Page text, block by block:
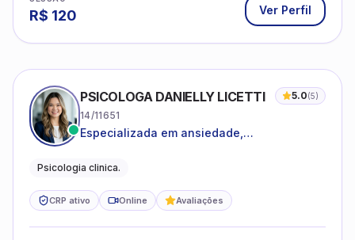
R$ 120 Ver Perfil
PSICOLOGA DANIELLY LICETTI 5.0(5)
14/11651
Especializada em ansiedade,
Psicologia clinica.
CRP ativo Online Avaliações